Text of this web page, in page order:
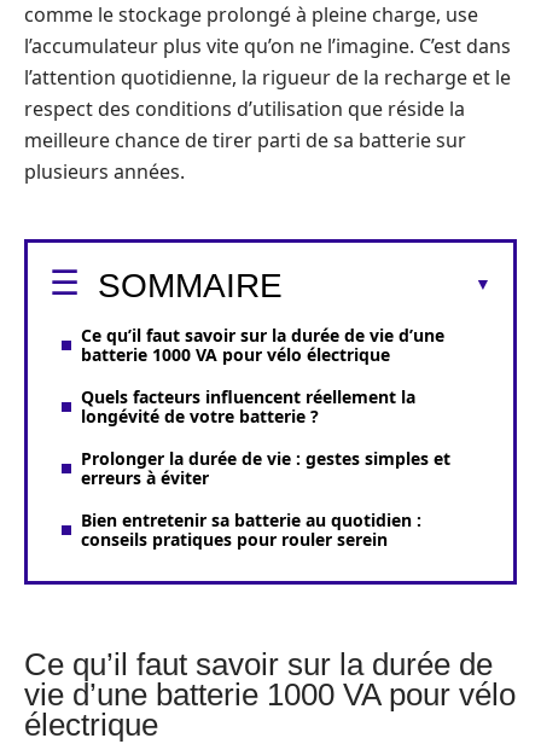
comme le stockage prolongé à pleine charge, use
l’accumulateur plus vite qu’on ne l’imagine. C’est dans
l’attention quotidienne, la rigueur de la recharge et le
respect des conditions d’utilisation que réside la
meilleure chance de tirer parti de sa batterie sur
plusieurs années.
SOMMAIRE
Ce qu’il faut savoir sur la durée de vie d’une
batterie 1000 VA pour vélo électrique
Quels facteurs influencent réellement la
longévité de votre batterie ?
Prolonger la durée de vie : gestes simples et
erreurs à éviter
Bien entretenir sa batterie au quotidien :
conseils pratiques pour rouler serein
Ce qu’il faut savoir sur la durée de
vie d’une batterie 1000 VA pour vélo
électrique